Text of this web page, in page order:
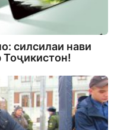
силсилаи нави
Тоҷикистон!